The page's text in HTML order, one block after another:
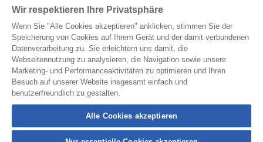
Facebook
von
LINZ
AG
Twitter
Kanal
von
LINZ
AG
Youtube
von
LINZ
AG
von
LINZ
AG
LINZ AG für Energie, Telekommunikation, Verkehr und
Kommunale Dienste
Kontakt Datenschutz
Barrierefreiheit
Impressum
Wir respektieren Ihre Privatsphäre
Wenn Sie "Alle Cookies akzeptieren" anklicken, stimmen Sie der
Speicherung von Cookies auf Ihrem Gerät und der damit verbundenen
Datenverarbeitung zu. Sie erleichtern uns damit, die
Webseitennutzung zu analysieren, die Navigation sowie unsere
Marketing- und Performanceaktivitäten zu optimieren und Ihren
Besuch auf unserer Website insgesamt einfach und
benutzerfreundlich zu gestalten.
Alle Cookies akzeptieren